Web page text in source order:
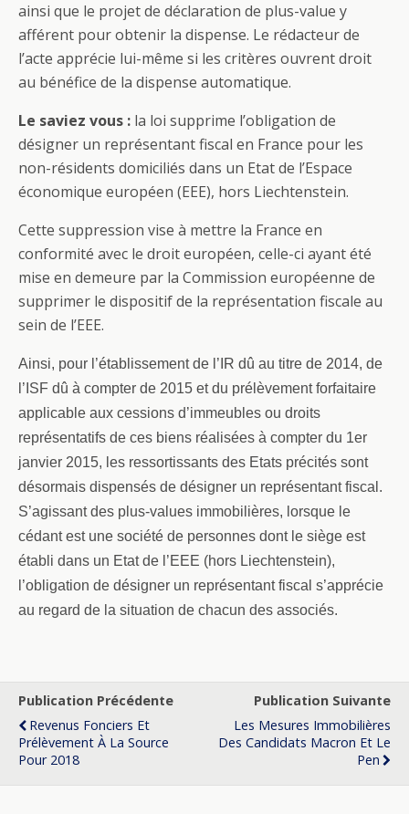
ainsi que le projet de déclaration de plus-value y
afférent pour obtenir la dispense. Le rédacteur de
l’acte apprécie lui-même si les critères ouvrent droit
au bénéfice de la dispense automatique.
Le saviez vous : la loi supprime l’obligation de
désigner un représentant fiscal en France pour les
non-résidents domiciliés dans un Etat de l’Espace
économique européen (EEE), hors Liechtenstein.
Cette suppression vise à mettre la France en
conformité avec le droit européen, celle-ci ayant été
mise en demeure par la Commission européenne de
supprimer le dispositif de la représentation fiscale au
sein de l’EEE.
Ainsi, pour l’établissement de l’IR dû au titre de 2014, de
l’ISF dû à compter de 2015 et du prélèvement forfaitaire
applicable aux cessions d’immeubles ou droits
représentatifs de ces biens réalisées à compter du 1er
janvier 2015, les ressortissants des Etats précités sont
désormais dispensés de désigner un représentant fiscal.
S’agissant des plus-values immobilières, lorsque le
cédant est une société de personnes dont le siège est
établi dans un Etat de l’EEE (hors Liechtenstein),
l’obligation de désigner un représentant fiscal s’apprécie
au regard de la situation de chacun des associés.
Publication Précédente
Revenus Fonciers Et
Prélèvement À La Source
Pour 2018
Publication Suivante
Les Mesures Immobilières
Des Candidats Macron Et Le
Pen